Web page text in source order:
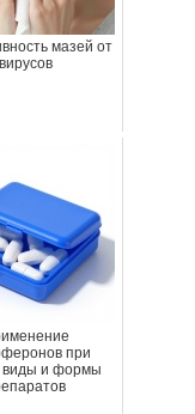
мазей от
вирусов
при
виды и формы